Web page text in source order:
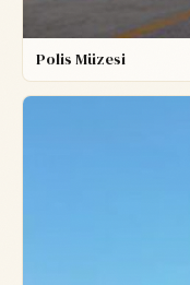
Polis Müzesi